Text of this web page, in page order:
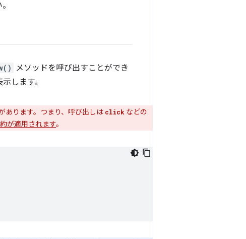
メソッドを呼び出すことができ
します。
あります。つまり、呼び出しは click などの
が適用されます。